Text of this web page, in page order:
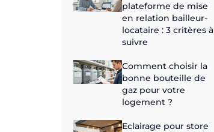
plateforme de mise
en relation bailleur-
locataire : 3 critères à
suivre
Comment choisir la
bonne bouteille de
gaz pour votre
logement ?
Eclairage pour store